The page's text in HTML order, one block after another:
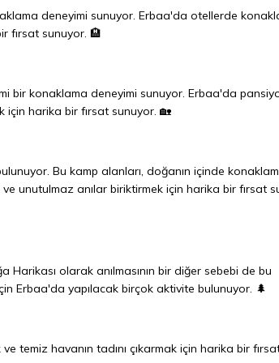
deneyimi sunuyor. Erbaa'da otellerde
fırsat sunuyor. 🏨
bir konaklama deneyimi sunuyor. Erbaa'da
için harika bir fırsat sunuyor. 🏡
Bu kamp alanları, doğanın içinde
unutulmaz anılar biriktirmek için harika bir fırsat
olarak anılmasının bir diğer sebebi de bu
Erbaa'da yapılacak birçok aktivite bulunuyor. 🌲
temiz havanın tadını çıkarmak için harika bir